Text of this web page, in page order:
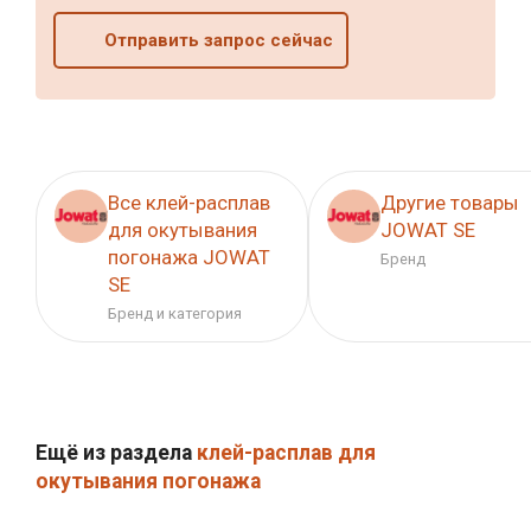
Отправить запрос сейчас
Все клей-расплав
для окутывания
погонажа JOWAT
SE
Бренд и категория
Другие товары
JOWAT SE
Бренд
Ещё из раздела клей-расплав для
окутывания погонажа